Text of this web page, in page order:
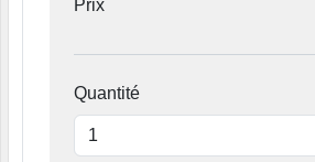
Prix
Quantité